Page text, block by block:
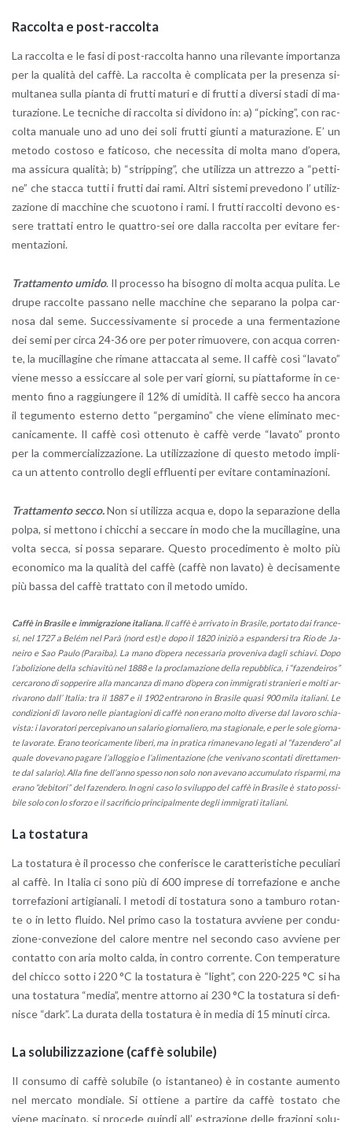
Rac­col­ta e po­st-rac­col­ta
La rac­col­ta e le fasi di po­st-rac­col­ta hanno una ri­le­van­te im­por­tan­za
per la qua­li­tà del caffè. La rac­col­ta è com­pli­ca­ta per la pre­sen­za si­
mul­ta­nea sulla pian­ta di frut­ti ma­tu­ri e di frut­ti a di­ver­si stadi di ma­
tu­ra­zio­ne. Le tec­ni­che di rac­col­ta si di­vi­do­no in: a) “pic­king”, con rac­
col­ta ma­nua­le uno ad uno dei soli frut­ti giun­ti a ma­tu­ra­zio­ne. E’ un
me­to­do co­sto­so e fa­ti­co­so, che ne­ces­si­ta di molta mano d’o­pe­ra,
ma as­si­cu­ra qua­li­tà; b) “strip­ping”, che uti­liz­za un at­trez­zo a “pet­ti­
ne” che stac­ca tutti i frut­ti dai rami. Altri si­ste­mi pre­ve­do­no l’ uti­liz­
za­zio­ne di mac­chi­ne che scuo­to­no i rami. I frut­ti rac­col­ti de­vo­no es­
se­re trat­ta­ti entro le quat­tro-sei ore dalla rac­col­ta per evi­ta­re fer­
men­ta­zio­ni.
Trat­ta­men­to umido. Il pro­ces­so ha bi­so­gno di molta acqua pu­li­ta. Le
drupe rac­col­te pas­sa­no nelle mac­chi­ne che se­pa­ra­no la polpa car­
no­sa dal seme. Suc­ces­si­va­men­te si pro­ce­de a una fer­men­ta­zio­ne
dei semi per circa 24-36 ore per poter ri­muo­ve­re, con acqua cor­ren­
te, la mu­cil­la­gi­ne che ri­ma­ne at­tac­ca­ta al seme. Il caffè così “la­va­to”
viene messo a es­sic­ca­re al sole per vari gior­ni, su piat­ta­for­me in ce­
men­to fino a rag­giun­ge­re il 12% di umi­di­tà. Il caffè secco ha an­co­ra
il te­gu­men­to ester­no detto “per­ga­mi­no” che viene eli­mi­na­to mec­
ca­ni­ca­men­te. Il caffè così ot­te­nu­to è caffè verde “la­va­to” pron­to
per la com­mer­cia­liz­za­zio­ne. La uti­liz­za­zio­ne di que­sto me­to­do im­pli­
ca un at­ten­to con­trol­lo degli ef­fluen­ti per evi­ta­re con­ta­mi­na­zio­ni.
Trat­ta­men­to secco.Non si uti­liz­za acqua e, dopo la se­pa­ra­zio­ne della
polpa, si met­to­no i chic­chi a sec­ca­re in modo che la mu­cil­la­gi­ne, una
volta secca, si possa se­pa­ra­re. Que­sto pro­ce­di­men­to è molto più
eco­no­mi­co ma la qua­li­tà del caffè (caffè non la­va­to) è de­ci­sa­men­te
più bassa del caffè trat­ta­to con il me­to­do umido.
Caffè in Bra­si­le e im­mi­gra­zio­ne ita­lia­na. Il caffè è ar­ri­va­to in Bra­si­le, por­ta­to dai fran­ce­
si, nel 1727 a Belém nel Parà (nord est) e dopo il 1820 ini­ziò a espan­der­si tra Rio de Ja­
nei­ro e Sao Paulo (Pa­ra­i­ba). La mano d’o­pe­ra ne­ces­sa­ria pro­ve­ni­va dagli schia­vi. Dopo
l’a­bo­li­zio­ne della schia­vi­tù nel 1888 e la pro­cla­ma­zio­ne della re­pub­bli­ca, i “fa­zen­dei­ros”
cer­ca­ro­no di sop­pe­ri­re alla man­can­za di mano d’o­pe­ra con im­mi­gra­ti stra­nie­ri e molti ar­
ri­va­ro­no dall’ Ita­lia: tra il 1887 e il 1902 en­tra­ro­no in Bra­si­le quasi 900 mila ita­lia­ni. Le
con­di­zio­ni di la­vo­ro nelle pian­ta­gio­ni di caffè non erano molto di­ver­se dal la­vo­ro schia­
vi­sta: i la­vo­ra­to­ri per­ce­pi­va­no un sa­la­rio gior­na­lie­ro, ma sta­gio­na­le, e per le sole gior­na­
te la­vo­ra­te. Erano teo­ri­ca­men­te li­be­ri, ma in pra­ti­ca ri­ma­ne­va­no le­ga­ti al “fa­zen­de­ro” al
quale do­ve­va­no pa­ga­re l’al­log­gio e l’a­li­men­ta­zio­ne (che ve­ni­va­no scon­ta­ti di­ret­ta­men­
te dal sa­la­rio). Alla fine del­l’an­no spes­so non solo non ave­va­no ac­cu­mu­la­to ri­spar­mi, ma
erano “de­bi­to­ri” del fa­zen­de­ro. In ogni caso lo svi­lup­po del caffè in Bra­si­le è stato pos­si­
bi­le solo con lo sfor­zo e il sa­cri­fi­cio prin­ci­pal­men­te degli im­mi­gra­ti ita­lia­ni.
La to­sta­tu­ra
La to­sta­tu­ra è il pro­ces­so che con­fe­ri­sce le ca­rat­te­ri­sti­che pe­cu­lia­ri
al caffè. In Ita­lia ci sono più di 600 im­pre­se di tor­re­fa­zio­ne e anche
tor­re­fa­zio­ni ar­ti­gia­na­li. I me­to­di di to­sta­tu­ra sono a tam­bu­ro ro­tan­
te o in letto flui­do. Nel primo caso la to­sta­tu­ra av­vie­ne per con­du­
zio­ne-con­ve­zio­ne del ca­lo­re men­tre nel se­con­do caso av­vie­ne per
con­tat­to con aria molto calda, in con­tro cor­ren­te. Con tem­pe­ra­tu­re
del chic­co sotto i 220 °C la to­sta­tu­ra è “light”, con 220-225 °C si ha
una to­sta­tu­ra “media”, men­tre at­tor­no ai 230 °C la to­sta­tu­ra si de­fi­
ni­sce “dark”. La du­ra­ta della to­sta­tu­ra è in media di 15 mi­nu­ti circa.
La so­lu­bi­liz­za­zio­ne (caffè so­lu­bi­le)
Il con­su­mo di caffè so­lu­bi­le (o istan­ta­neo) è in co­stan­te au­men­to
nel mer­ca­to mon­dia­le. Si ot­tie­ne a par­ti­re da caffè to­sta­to che
viene ma­ci­na­to, si pro­ce­de quin­di all’ estra­zio­ne delle fra­zio­ni so­lu­